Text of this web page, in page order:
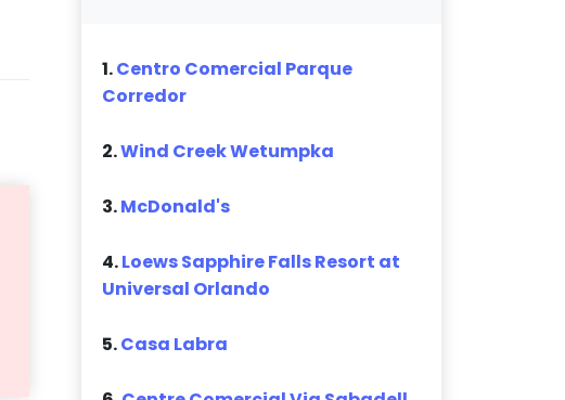
1.Centro Comercial Parque
Corredor
2.Wind Creek Wetumpka
3.McDonald's
4.Loews Sapphire Falls Resort at
Universal Orlando
5.Casa Labra